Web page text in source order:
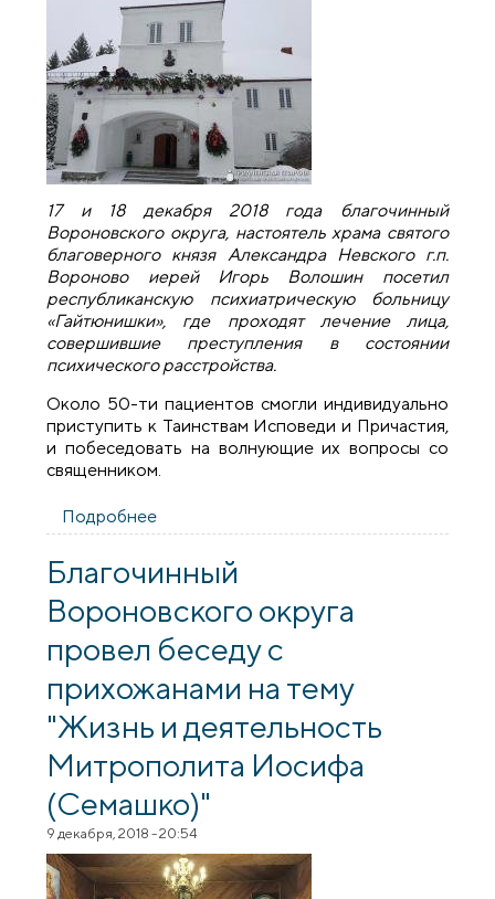
17 и 18 декабря 2018 года благочинный
Вороновского округа, настоятель храма святого
благоверного князя Александра Невского г.п.
Вороново иерей Игорь Волошин посетил
республиканскую психиатрическую больницу
«Гайтюнишки», где проходят лечение лица,
совершившие преступления в состоянии
психического расстройства.
Около 50-ти пациентов смогли индивидуально
приступить к Таинствам Исповеди и Причастия,
и побеседовать на волнующие их вопросы со
священником.
Подробнее
иерей Игорь Волошин посетил
республиканскую психиатрическую
больницу «Гайтюнишки»
Благочинный
Вороновского округа
провел беседу с
прихожанами на тему
"Жизнь и деятельность
Митрополита Иосифа
(Семашко)"
9 декабря, 2018 - 20:54